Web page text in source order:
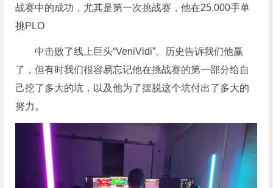
战赛中的成功，尤其是第一次挑战赛，他在25,000手单
挑PLO
中击败了线上巨头“VeniVidi”。历史告诉我们他赢
了，但有时我们很容易忘记他在挑战赛的第一部分给自
己挖了多大的坑，以及他为了摆脱这个坑付出了多大的
努力。